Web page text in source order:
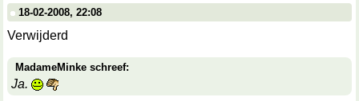
18-02-2008, 22:08
Verwijderd
MadameMinke schreef:
Ja.